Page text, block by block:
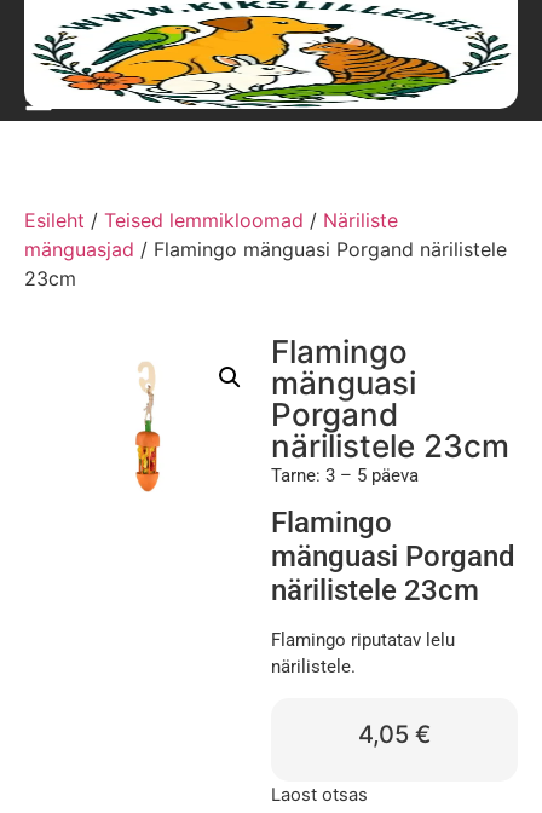
Esileht / Teised lemmikloomad / Näriliste
mänguasjad / Flamingo mänguasi Porgand närilistele
23cm
Flamingo
mänguasi
Porgand
närilistele 23cm
Tarne: 3 – 5 päeva
Flamingo
mänguasi Porgand
närilistele 23cm
Flamingo riputatav lelu
närilistele.
4,05 €
Laost otsas